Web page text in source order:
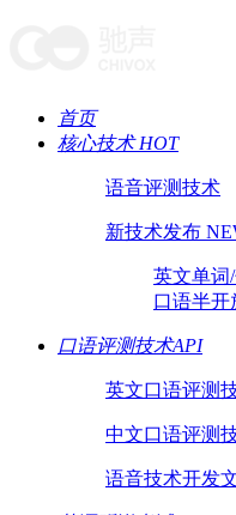
首页
核心技术 HOT
语音评测技术
新技术发布
英文单词
口语半开
口语评测技术API
英文口语评测
中文口语评测
语音技术开发